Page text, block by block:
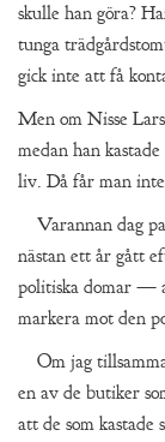
skulle han göra?
tunga
gick inte att få
Men om Nisse
medan han
liv. Då får man
Varannan dag
nästan ett år gått
politiska domar —
markera mot den
Om jag
en av de butiker
att de som